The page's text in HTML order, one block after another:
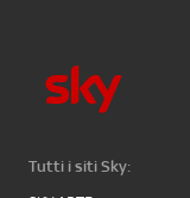
Tutti i siti Sky: